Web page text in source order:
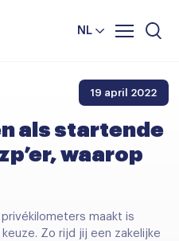
NL
19 april 2022
als startende
waarop
maakt is
Zo rijd jij een zakelijke